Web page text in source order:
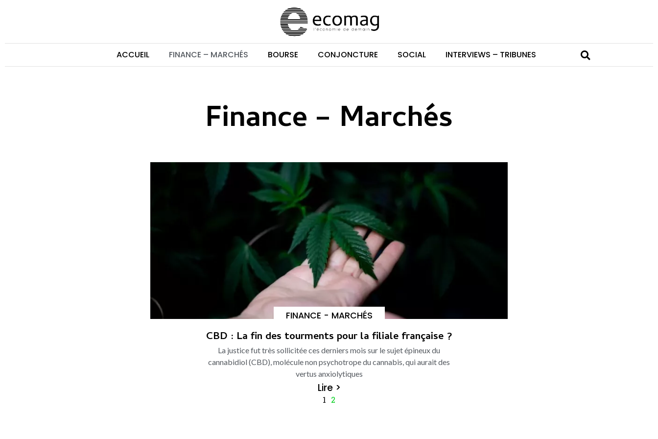
ACCUEIL FINANCE – MARCHÉS BOURSE CONJONCTURE SOCIAL INTERVIEWS – TRIBUNES
Finance – Marchés
FINANCE - MARCHÉS
CBD : La fin des tourments pour la filiale française ?
La justice fut très sollicitée ces derniers mois sur le sujet épineux du
cannabidiol (CBD), molécule non psychotrope du cannabis, qui aurait des
vertus anxiolytiques
Lire >
1 2